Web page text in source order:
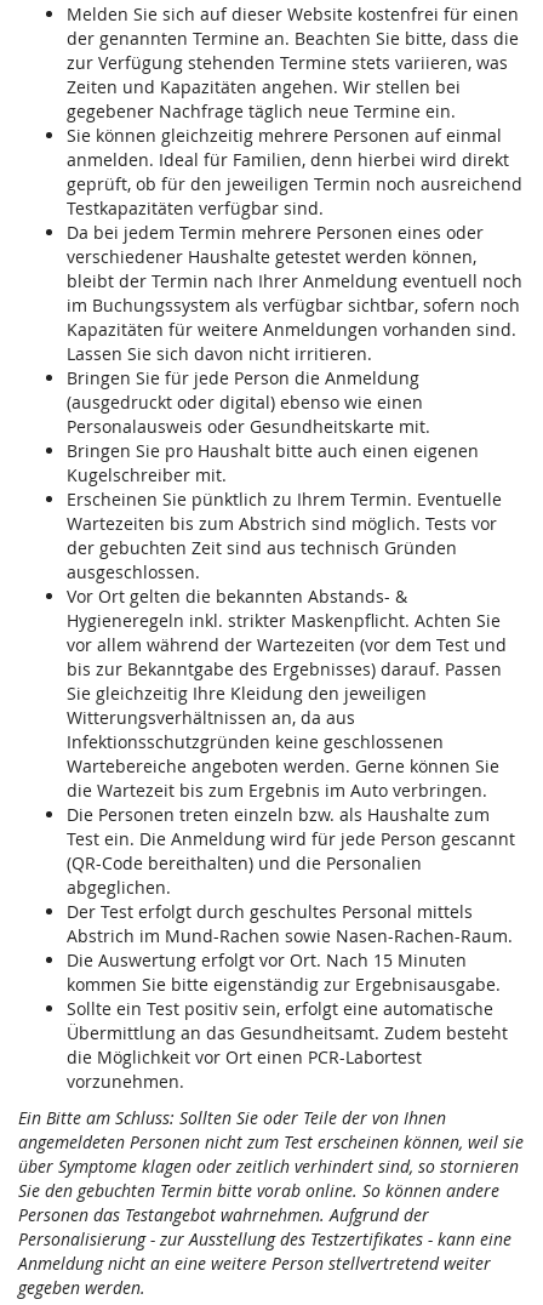
Melden Sie sich auf dieser Website kostenfrei für einen
der genannten Termine an. Beachten Sie bitte, dass die
zur Verfügung stehenden Termine stets variieren, was
Zeiten und Kapazitäten angehen. Wir stellen bei
gegebener Nachfrage täglich neue Termine ein.
Sie können gleichzeitig mehrere Personen auf einmal
anmelden. Ideal für Familien, denn hierbei wird direkt
geprüft, ob für den jeweiligen Termin noch ausreichend
Testkapazitäten verfügbar sind.
Da bei jedem Termin mehrere Personen eines oder
verschiedener Haushalte getestet werden können,
bleibt der Termin nach Ihrer Anmeldung eventuell noch
im Buchungssystem als verfügbar sichtbar, sofern noch
Kapazitäten für weitere Anmeldungen vorhanden sind.
Lassen Sie sich davon nicht irritieren.
Bringen Sie für jede Person die Anmeldung
(ausgedruckt oder digital) ebenso wie einen
Personalausweis oder Gesundheitskarte mit.
Bringen Sie pro Haushalt bitte auch einen eigenen
Kugelschreiber mit.
Erscheinen Sie pünktlich zu Ihrem Termin. Eventuelle
Wartezeiten bis zum Abstrich sind möglich. Tests vor
der gebuchten Zeit sind aus technisch Gründen
ausgeschlossen.
Vor Ort gelten die bekannten Abstands- &
Hygieneregeln inkl. strikter Maskenpflicht. Achten Sie
vor allem während der Wartezeiten (vor dem Test und
bis zur Bekanntgabe des Ergebnisses) darauf. Passen
Sie gleichzeitig Ihre Kleidung den jeweiligen
Witterungsverhältnissen an, da aus
Infektionsschutzgründen keine geschlossenen
Wartebereiche angeboten werden. Gerne können Sie
die Wartezeit bis zum Ergebnis im Auto verbringen.
Die Personen treten einzeln bzw. als Haushalte zum
Test ein. Die Anmeldung wird für jede Person gescannt
(QR-Code bereithalten) und die Personalien
abgeglichen.
Der Test erfolgt durch geschultes Personal mittels
Abstrich im Mund-Rachen sowie Nasen-Rachen-Raum.
Die Auswertung erfolgt vor Ort. Nach 15 Minuten
kommen Sie bitte eigenständig zur Ergebnisausgabe.
Sollte ein Test positiv sein, erfolgt eine automatische
Übermittlung an das Gesundheitsamt. Zudem besteht
die Möglichkeit vor Ort einen PCR-Labortest
vorzunehmen.
Ein Bitte am Schluss: Sollten Sie oder Teile der von Ihnen
angemeldeten Personen nicht zum Test erscheinen können, weil sie
über Symptome klagen oder zeitlich verhindert sind, so stornieren
Sie den gebuchten Termin bitte vorab online. So können andere
Personen das Testangebot wahrnehmen. Aufgrund der
Personalisierung - zur Ausstellung des Testzertifikates - kann eine
Anmeldung nicht an eine weitere Person stellvertretend weiter
gegeben werden.